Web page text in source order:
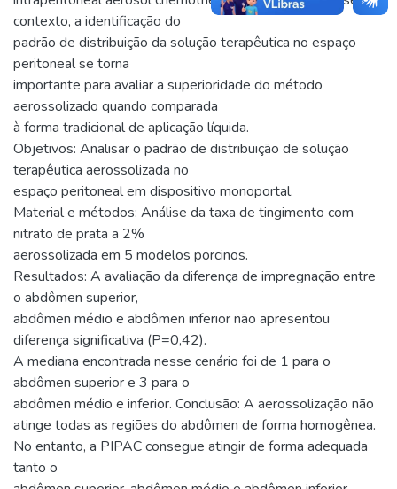
contexto, a identificação do
padrão de distribuição da solução terapêutica no espaço
peritoneal se torna
importante para avaliar a superioridade do método
aerossolizado quando comparada
à forma tradicional de aplicação líquida.
Objetivos: Analisar o padrão de distribuição de solução
terapêutica aerossolizada no
espaço peritoneal em dispositivo monoportal.
Material e métodos: Análise da taxa de tingimento com
nitrato de prata a 2%
aerossolizada em 5 modelos porcinos.
Resultados: A avaliação da diferença de impregnação entre
o abdômen superior,
abdômen médio e abdômen inferior não apresentou
diferença significativa (P=0,42).
A mediana encontrada nesse cenário foi de 1 para o
abdômen superior e 3 para o
abdômen médio e inferior. Conclusão: A aerossolização não
atinge todas as regiões do abdômen de forma homogênea.
No entanto, a PIPAC consegue atingir de forma adequada
tanto o